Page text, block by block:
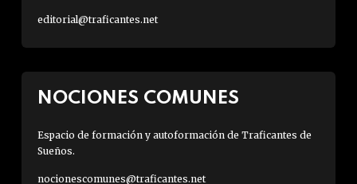
editorial@traficantes.net
NOCIONES COMUNES
Espacio de formación y autoformación de Traficantes de
Sueños.
nocionescomunes@traficantes.net